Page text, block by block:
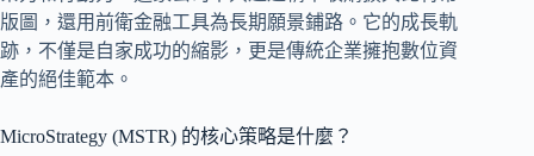
版圖，還用前衛金融工具為長期願景鋪路。它的成長軌
跡，不僅是自家成功的縮影，更是傳統企業擁抱數位資
產的絕佳範本。
MicroStrategy (MSTR) 的核心策略是什麼？